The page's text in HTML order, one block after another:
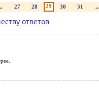
27 28 29 30 31
ответов